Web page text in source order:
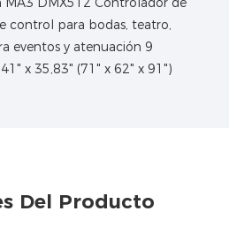
x 35,83" (71" x 62" x 91")
Del Producto